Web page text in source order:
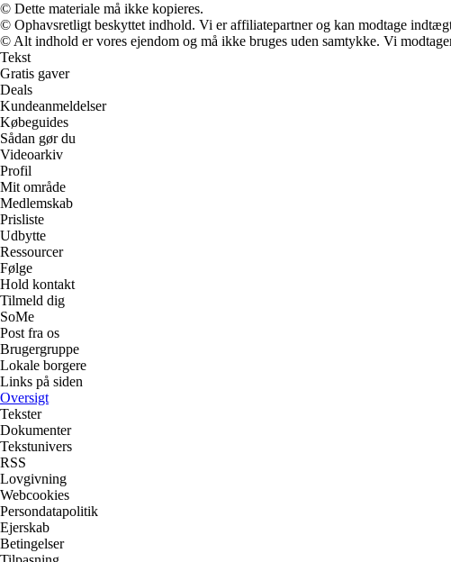
© Dette materiale må ikke kopieres.
© Ophavsretligt beskyttet indhold. Vi er affiliatepartner og kan modtage
© Alt indhold er vores ejendom og må ikke bruges uden samtykke. Vi
Tekst
Gratis gaver
Deals
Kundeanmeldelser
Købeguides
Sådan gør du
Videoarkiv
Profil
Mit område
Medlemskab
Prisliste
Udbytte
Ressourcer
Følge
Hold kontakt
Tilmeld dig
SoMe
Post fra os
Brugergruppe
Lokale borgere
Links på siden
Oversigt
Tekster
Dokumenter
Tekstunivers
RSS
Lovgivning
Webcookies
Persondatapolitik
Ejerskab
Betingelser